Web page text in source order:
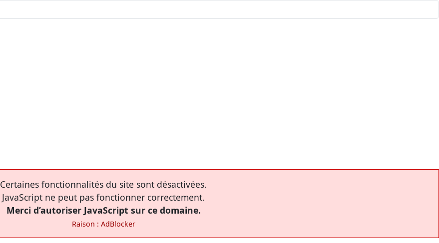
Certaines fonctionnalités du site sont désactivées.
JavaScript ne peut pas fonctionner correctement.
Merci d’autoriser JavaScript sur ce domaine.
Raison : AdBlocker